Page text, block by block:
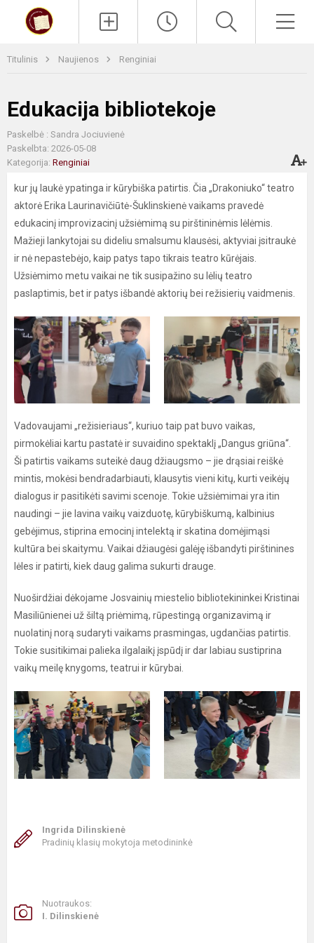
Titulinis Naujienos Renginiai
Edukacija bibliotekoje
Paskelbė : Sandra Jociuvienė
Paskelbta: 2026-05-08
Kategorija: Renginiai
kur jų laukė ypatinga ir kūrybiška patirtis. Čia „Drakoniuko“ teatro
aktorė Erika Laurinavičiūtė-Šuklinskienė vaikams pravedė
edukacinį improvizacinį užsiėmimą su pirštininėmis lėlėmis.
Mažieji lankytojai su dideliu smalsumu klausėsi, aktyviai įsitraukė
ir nė nepastebėjo, kaip patys tapo tikrais teatro kūrėjais.
Užsiėmimo metu vaikai ne tik susipažino su lėlių teatro
paslaptimis, bet ir patys išbandė aktorių bei režisierių vaidmenis.
Vadovaujami „režisieriaus“, kuriuo taip pat buvo vaikas,
pirmokėliai kartu pastatė ir suvaidino spektaklį „Dangus griūna“.
Ši patirtis vaikams suteikė daug džiaugsmo – jie drąsiai reiškė
mintis, mokėsi bendradarbiauti, klausytis vieni kitų, kurti veikėjų
dialogus ir pasitikėti savimi scenoje. Tokie užsiėmimai yra itin
naudingi – jie lavina vaikų vaizduotę, kūrybiškumą, kalbinius
gebėjimus, stiprina emocinį intelektą ir skatina domėjimąsi
kultūra bei skaitymu. Vaikai džiaugėsi galėję išbandyti pirštinines
lėles ir patirti, kiek daug galima sukurti drauge.
Nuoširdžiai dėkojame Josvainių miestelio bibliotekininkei Kristinai
Masiliūnienei už šiltą priėmimą, rūpestingą organizavimą ir
nuolatinį norą sudaryti vaikams prasmingas, ugdančias patirtis.
Tokie susitikimai palieka ilgalaikį įspūdį ir dar labiau sustiprina
vaikų meilę knygoms, teatrui ir kūrybai.
Ingrida Dilinskienė
Pradinių klasių mokytoja metodininkė
Nuotraukos:
I. Dilinskienė